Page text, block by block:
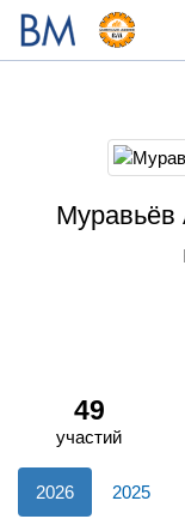
Муравьёв
49
участий
2026 2025